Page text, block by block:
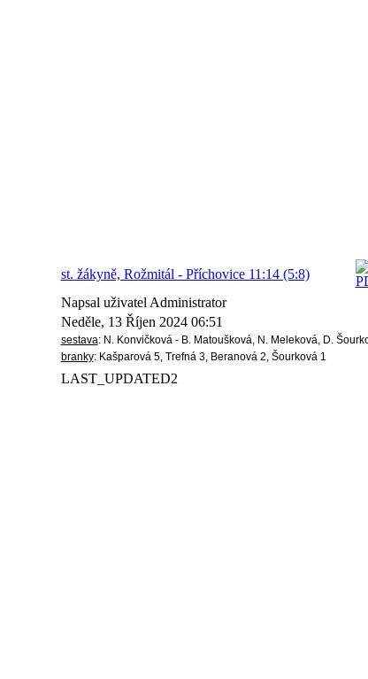
st. žákyně, Rožmitál - Příchovice 11:14 (5:8)
Napsal uživatel Administrator
Neděle, 13 Říjen 2024 06:51
sestava: N. Konvičková - B. Matoušková, N. Meleková, D.
branky: Kašparová 5, Trefná 3, Beranová 2, Šourková 1
LAST_UPDATED2